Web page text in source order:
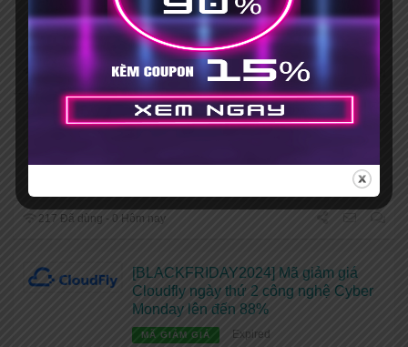
MÃ GIẢM GIÁ Expired
248 Đã dùng - 0 Hôm nay
[Flash Sale 12.12] Mã giảm giá
217 Đã dùng - 0 Hôm nay
[BLACKFRIDAY2024] Mã giảm giá
Cloudfly ngày thứ 2 công nghệ Cyber
Monday lên đến 88%
MÃ GIẢM GIÁ Expired